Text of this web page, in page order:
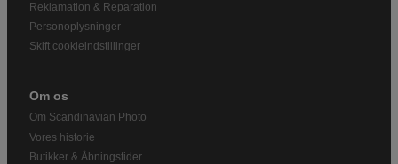
Reklamation & Reparation
Personoplysninger
Skift cookieindstillinger
Om os
Om Scandinavian Photo
Vores historie
Butikker & Åbningstider